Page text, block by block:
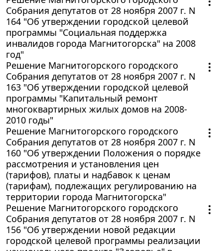
Собрания депутатов от 28 ноября 2007 г. N
164 "Об утверждении городской целевой
программы "Социальная поддержка
инвалидов города Магнитогорска" на 2008
год"
Решение Магнитогорского городского
Собрания депутатов от 28 ноября 2007 г. N
163 "Об утверждении городской целевой
программы "Капитальный ремонт
многоквартирных жилых домов на 2008-
2010 годы"
Решение Магнитогорского городского
Собрания депутатов от 28 ноября 2007 г. N
160 "Об утверждении Положения о порядке
рассмотрения и установления цен
(тарифов), платы и надбавок к ценам
(тарифам), подлежащих регулированию на
территории города Магнитогорска"
Решение Магнитогорского городского
Собрания депутатов от 28 ноября 2007 г. N
156 "Об утверждении новой редакции
городской целевой программы реализации